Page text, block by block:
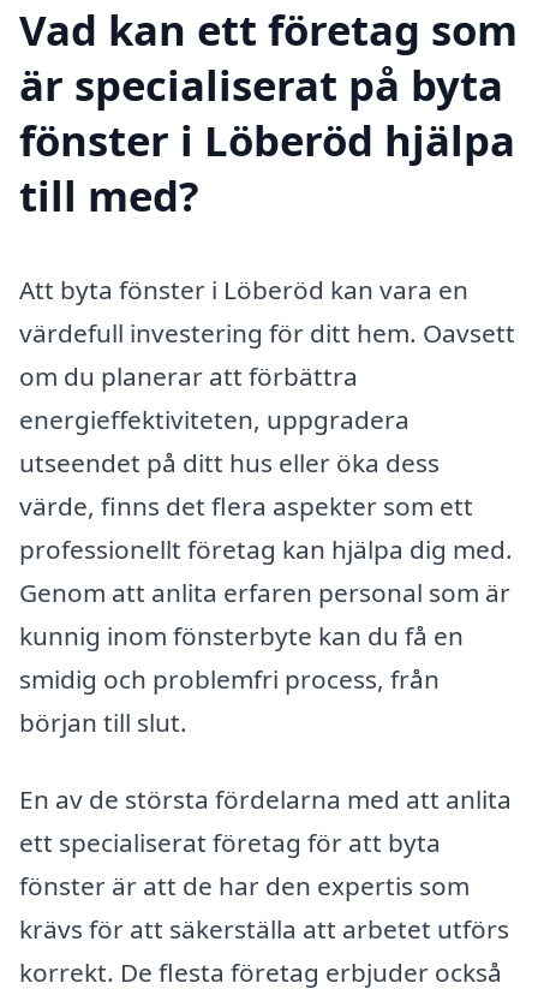
Vad kan ett företag som
är specialiserat på byta
fönster i Löberöd hjälpa
till med?
Att byta fönster i Löberöd kan vara en
värdefull investering för ditt hem. Oavsett
om du planerar att förbättra
energieffektiviteten, uppgradera
utseendet på ditt hus eller öka dess
värde, finns det flera aspekter som ett
professionellt företag kan hjälpa dig med.
Genom att anlita erfaren personal som är
kunnig inom fönsterbyte kan du få en
smidig och problemfri process, från
början till slut.
En av de största fördelarna med att anlita
ett specialiserat företag för att byta
fönster är att de har den expertis som
krävs för att säkerställa att arbetet utförs
korrekt. De flesta företag erbjuder också